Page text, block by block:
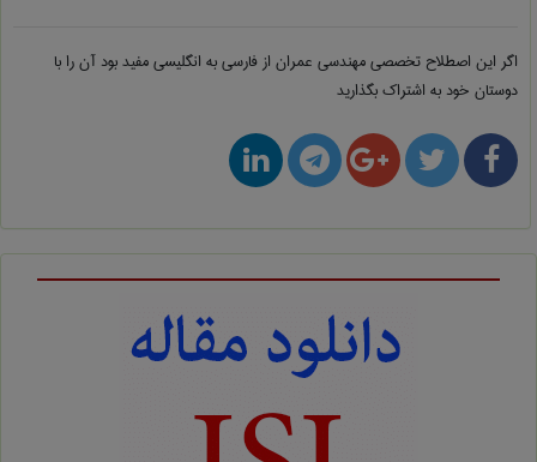
اگر این اصطلاح تخصصیمهندسی عمران از فارسی به انگلیسیمفید بود آن را با
دوستان خود به اشتراک بگذارید